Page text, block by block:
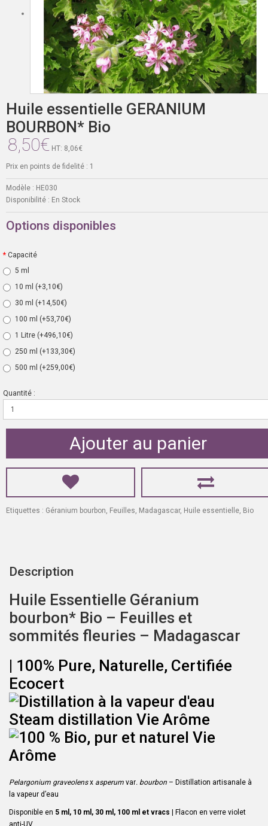
Huile essentielle GERANIUM
BOURBON* Bio
8,50€ HT: 8,06€
Prix en points de fidelité : 1
Modèle : HE030
Disponibilité : En Stock
Options disponibles
Capacité
5 ml
10 ml (+3,10€)
30 ml (+14,50€)
100 ml (+53,70€)
1 Litre (+496,10€)
250 ml (+133,30€)
500 ml (+259,00€)
Quantité :
Ajouter au panier
Etiquettes : Géranium bourbon, Feuilles, Madagascar, Huile essentielle, Bio
Description
Huile Essentielle Géranium
bourbon* Bio – Feuilles et
sommités fleuries – Madagascar
| 100% Pure, Naturelle, Certifiée
Ecocert
Pelargonium graveolensx asperum var. bourbon – Distillation artisanale à
la vapeur d’eau
Disponible en 5 ml, 10 ml, 30 ml, 100 ml et vracs | Flacon en verre violet